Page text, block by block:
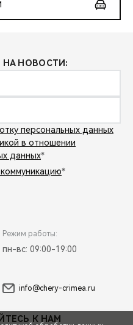
НОВОСТИ:
персональных данных
в отношении
данных*
*
Режим работы:
пн-вс: 09:00-19:00
info@chery-crimea.ru
К НАМ